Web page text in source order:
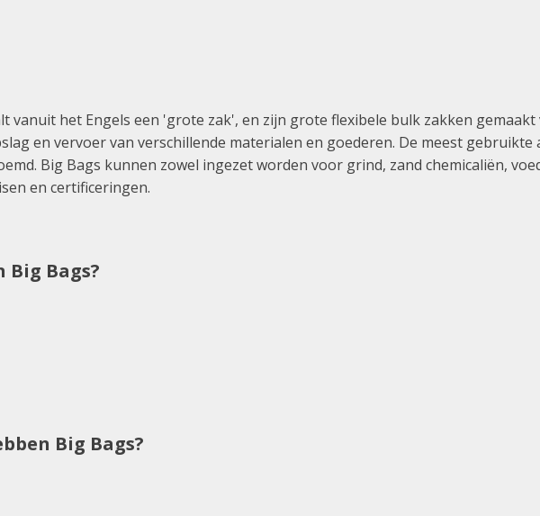
vanuit het Engels een 'grote zak', en zijn grote flexibele bulk zakken
en vervoer van verschillende materialen en goederen. De meest gebruikte
Big Bags kunnen zowel ingezet worden voor grind, zand chemicaliën,
en certificeringen.
Bags?
Big Bags?